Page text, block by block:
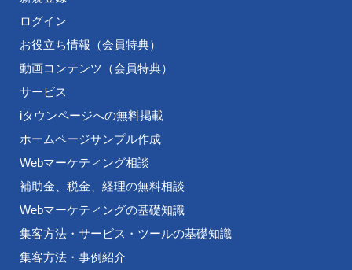
ログイン
お役立ち情報（会員特典）
動画コンテンツ（会員特典）
サービス
iタウンページへの無料掲載
ホームページサンプル作成
Webマーケティング相談
補助金、税金、経理の無料相談
Webマーケティングの基礎知識
集客方法・サービス・ツールの基礎知識
集客方法・事例紹介